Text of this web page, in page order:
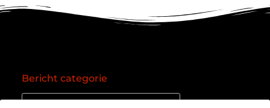
Bericht categorie